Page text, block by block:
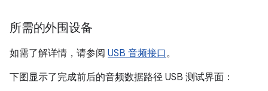
所需的外围设备
如需了解详情，请参阅 USB 音频接口。
下图显示了完成前后的音频数据路径 USB 测试界面：